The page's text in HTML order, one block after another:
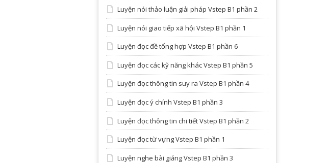
Luyện nói thảo luận giải pháp Vstep B1 phần 2
Luyện nói giao tiếp xã hội Vstep B1 phần 1
Luyện đọc đề tổng hợp Vstep B1 phần 6
Luyện đọc các kỹ năng khác Vstep B1 phần 5
Luyện đọc thông tin suy ra Vstep B1 phần 4
Luyện đọc ý chính Vstep B1 phần 3
Luyện đọc thông tin chi tiết Vstep B1 phần 2
Luyện đọc từ vựng Vstep B1 phần 1
Luyện nghe bài giảng Vstep B1 phần 3